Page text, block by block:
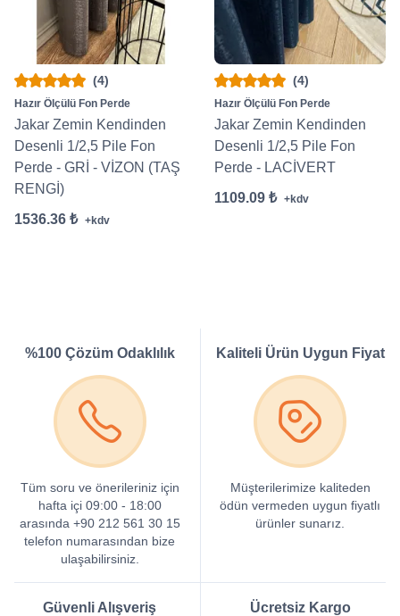
(4)
Hazır Ölçülü Fon Perde
Jakar Zemin Kendinden
Desenli 1/2,5 Pile Fon
Perde - GRİ - VİZON (TAŞ
RENGİ)
1536.36 ₺ +kdv
(4)
Hazır Ölçülü Fon Perde
Jakar Zemin Kendinden
Desenli 1/2,5 Pile Fon
Perde - LACİVERT
1109.09 ₺ +kdv
%100 Çözüm Odaklılık
Tüm soru ve önerileriniz için
hafta içi 09:00 - 18:00
arasında +90 212 561 30 15
telefon numarasından bize
ulaşabilirsiniz.
Kaliteli Ürün Uygun Fiyat
Müşterilerimize kaliteden
ödün vermeden uygun fiyatlı
ürünler sunarız.
Güvenli Alışveriş Ücretsiz Kargo